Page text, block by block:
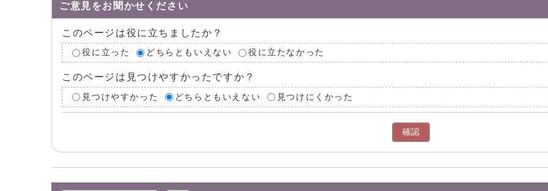
ご意見をお聞かせください
このページは役に立ちましたか？
役に立った どちらともいえない 役に立たなかった
このページは見つけやすかったですか？
見つけやすかった どちらともいえない 見つけにくかった
確認